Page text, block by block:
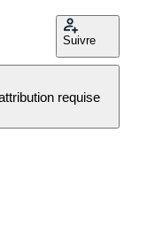
Suivre
requise